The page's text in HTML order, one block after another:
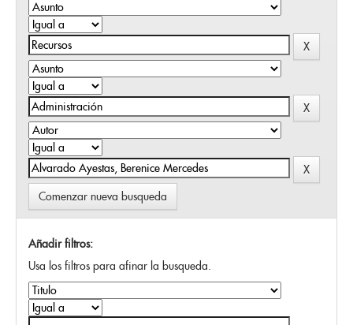
Comenzar nueva busqueda
Añadir filtros:
Usa los filtros para afinar la busqueda.